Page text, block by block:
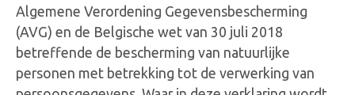
Algemene Verordening Gegevensbescherming
(AVG) en de Belgische wet van 30 juli 2018
betreffende de bescherming van natuurlijke
personen met betrekking tot de verwerking van